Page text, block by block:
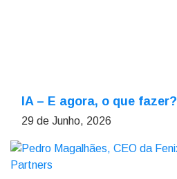
IA – E agora, o que fazer?
29 de Junho, 2026